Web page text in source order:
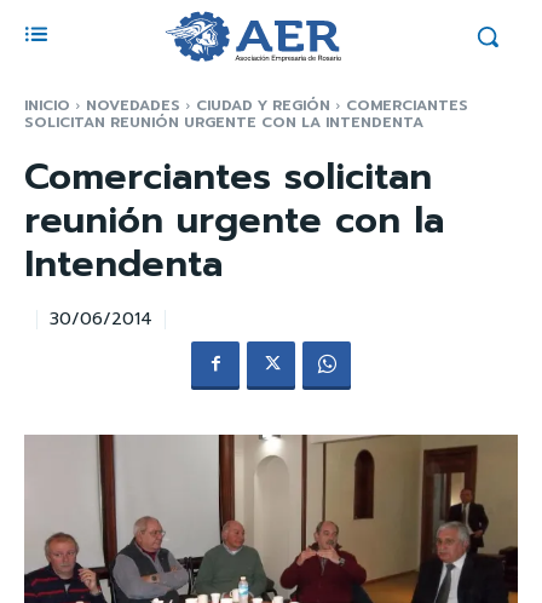
INICIO NOVEDADES CIUDAD Y REGIÓN COMERCIANTES
SOLICITAN REUNIÓN URGENTE CON LA INTENDENTA
Comerciantes solicitan
reunión urgente con la
Intendenta
30/06/2014